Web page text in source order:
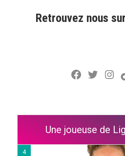
Retrouvez nous
Facebook
Une joueuse de
4